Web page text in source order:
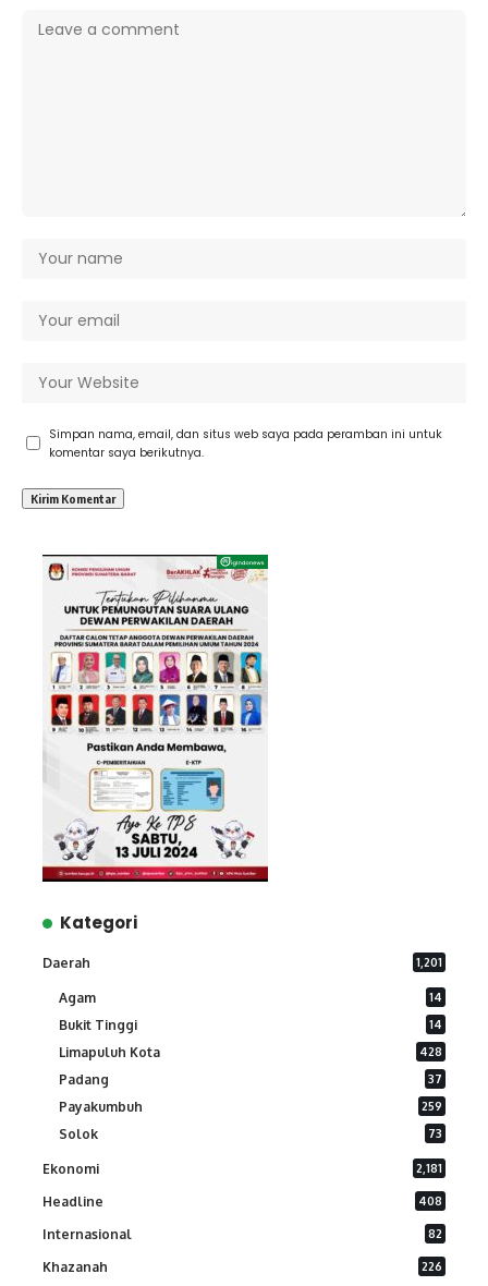
Simpan nama, email, dan situs web saya pada peramban ini untuk
komentar saya berikutnya.
Kategori
Daerah 1,201
Agam 14
Bukit Tinggi 14
Limapuluh Kota 428
Padang 37
Payakumbuh 259
Solok 73
Ekonomi 2,181
Headline 408
Internasional 82
Khazanah 226